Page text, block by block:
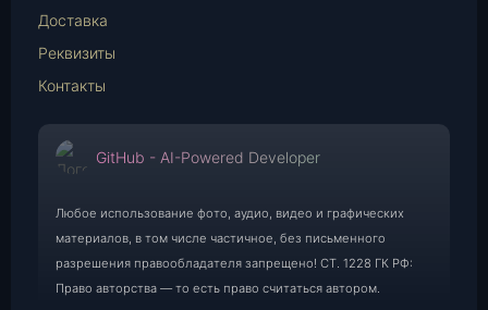
Доставка
Реквизиты
Контакты
GitHub - AI-Powered Developer
Любое использование фото, аудио, видео и графических
материалов, в том числе частичное, без письменного
разрешения правообладателя запрещено! СТ. 1228 ГК РФ:
Право авторства — то есть право считаться автором.